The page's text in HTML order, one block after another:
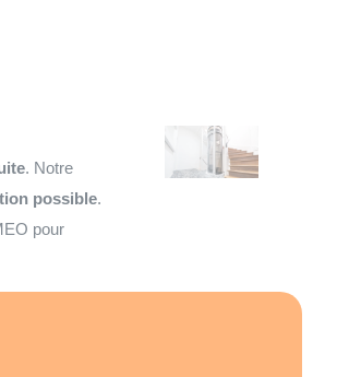
. Notre
possible.
pour